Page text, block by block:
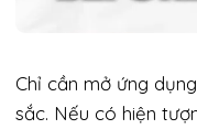
Chỉ cần mở ứng
sắc. Nếu có hiện